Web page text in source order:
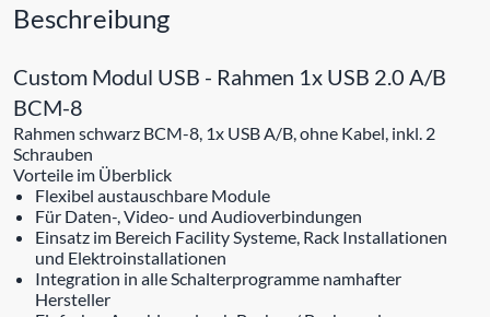
Beschreibung
Custom Modul USB - Rahmen 1x USB 2.0 A/B
BCM-8
Rahmen schwarz BCM-8, 1x USB A/B, ohne Kabel, inkl. 2
Schrauben
Vorteile im Überblick
Flexibel austauschbare Module
Für Daten-, Video- und Audioverbindungen
Einsatz im Bereich Facility Systeme, Rack Installationen
und Elektroinstallationen
Integration in alle Schalterprogramme namhafter
Hersteller